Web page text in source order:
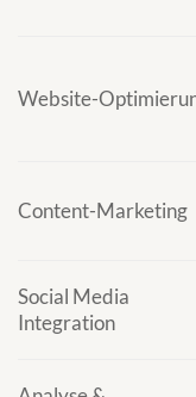
Website-
Content-Marketing
Social Media
Integration